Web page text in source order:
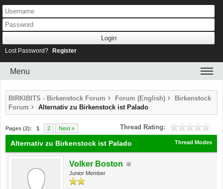
Lost Password? Register
Menu
BIRKIBITS - Birkenstock Forum Forum (English)
Birkenstock
Forum
Alternativ zu Birkenstock ist Palado
Pages (2): 1 2 Next » Thread Rating:
Thread Modes
Alternativ zu Birkenstock ist Palado
Volker Boston
Junior Member